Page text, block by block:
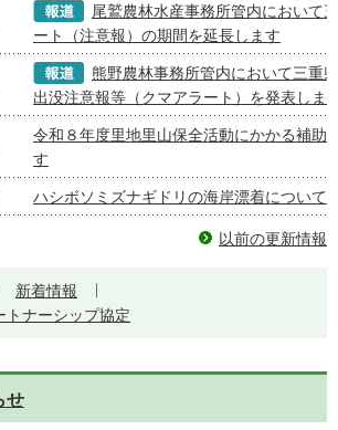
尾鷲農林水産事務所管内において
ート（注意報）の期間を延長します
熊野農林事務所管内において三重
出没注意報等（クマアラート）を発表しま
令和８年度里地里山保全活動にかかる補助
す
ハシボソミズナギドリの海岸漂着について
以前の更新情報
新着情報
トナーシップ協定
せ